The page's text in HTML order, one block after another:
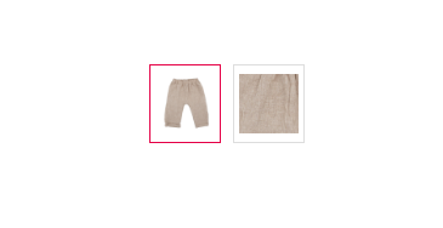
Bildergalerie überspringen